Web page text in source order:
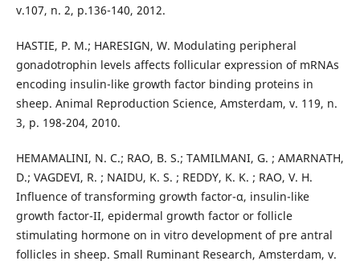
v.107, n. 2, p.136-140, 2012.
HASTIE, P. M.; HARESIGN, W. Modulating peripheral
gonadotrophin levels affects follicular expression of mRNAs
encoding insulin-like growth factor binding proteins in
sheep. Animal Reproduction Science, Amsterdam, v. 119, n.
3, p. 198-204, 2010.
HEMAMALINI, N. C.; RAO, B. S.; TAMILMANI, G. ; AMARNATH,
D.; VAGDEVI, R. ; NAIDU, K. S. ; REDDY, K. K. ; RAO, V. H.
Influence of transforming growth factor-α, insulin-like
growth factor-II, epidermal growth factor or follicle
stimulating hormone on in vitro development of pre antral
follicles in sheep. Small Ruminant Research, Amsterdam, v.